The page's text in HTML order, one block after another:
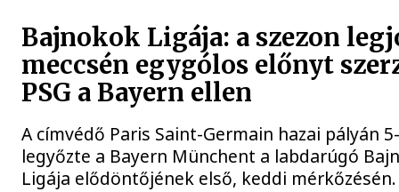
Bajnokok Ligája: a szezon
meccsén egygólos előnyt
PSG a Bayern ellen
A címvédő Paris Saint-Germain hazai pályán
legyőzte a Bayern Münchent a labdarúgó
Ligája elődöntőjének első, keddi mérkőzésén.